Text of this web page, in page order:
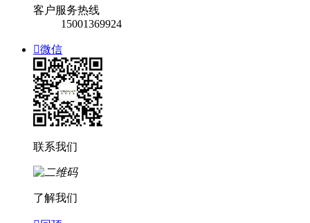
客户服务热线
15001369924
微信
联系我们
了解我们